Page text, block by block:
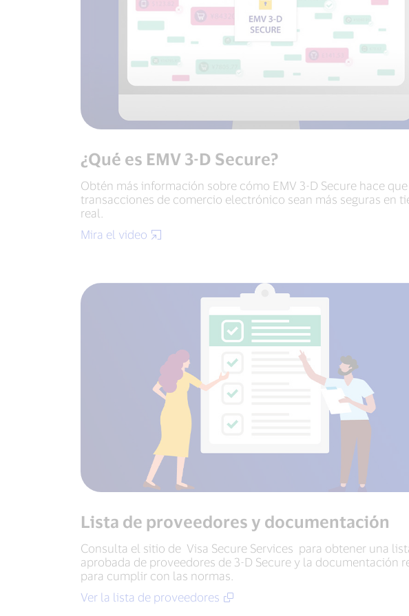
¿Qué es EMV 3-D Secure?
Obtén más información sobre cómo EMV 3-D Secure hace
transacciones de comercio electrónico sean más seguras en
real.
Mira el video
Lista de proveedores y documentación
Consulta el sitio de Visa Secure Services para obtener una
aprobada de proveedores de 3-D Secure y la documentación
para cumplir con las normas.
Ver la lista de proveedores